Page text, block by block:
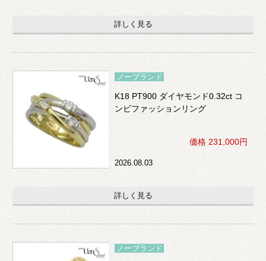
詳しく見る
ノーブランド
K18 PT900 ダイヤモンド0.32ct コ
ンビファッションリング
価格 231,000円
2026.08.03
詳しく見る
ノーブランド